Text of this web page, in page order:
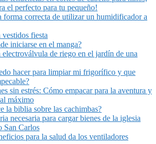
el perfecto para tu pequeño!
forma correcta de utilizar un humidificador a
fiesta
iniciarse en el manga?
electroválvula de riego en el jardín de una
hacer para limpiar mi frigorífico y que
sin estrés: Cómo empacar para la aventura y
máximo
la biblia sobre las cachimbas?
necesaria para cargar bienes de la iglesia
San Carlos
para la salud da los ventiladores